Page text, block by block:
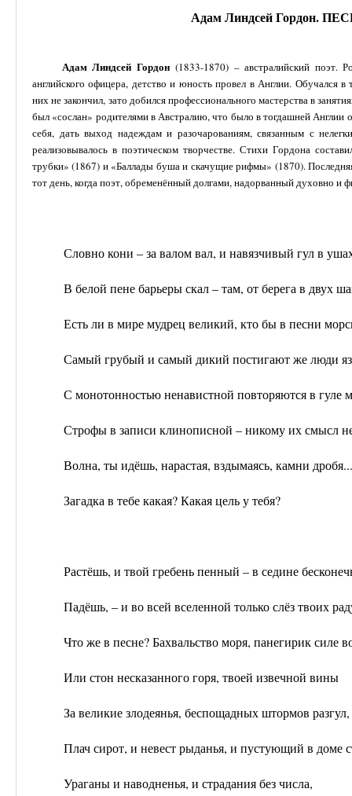
Адам Линдсей Гордон.
Адам Линдсей Гордон(1833-1870) – австралийский поэт.
английского офицера, детство и юность провел в Англии. Обучался
них не закончил, зато добился профессионального мастерства в
был «сослан» родителями в Австралию, что было в тогдашней Англии
себя, дать выход надеждам и разочарованиям, связанным с
реализовывалось в поэтическом творчестве. Стихи Гордона
трубки» (1867) и «Баллады буша и скачущие рифмы» (1870).
тот день, когда поэт, обременённый долгами, надорванный духовно и
Словно кони – за валом вал, и навязчивый гул в
В белой пене барьеры скал – там, от берега в двух
Есть ли в мире мудрец великий, кто бы в песни
Самый грубый и самый дикий постигают же люди
С монотонностью ненавистной повторяются в гуле
Строфы в записи клинописной – никому их смысл
Волна, ты идёшь, нарастая, вздымаясь, камни дробя...
Загадка в тебе какая? Какая цель у тебя?
Растёшь, и твой гребень пенный – в седине
Падёшь, – и во всей вселенной только слёз твоих
Что же в песне? Бахвальство моря, панегирик силе
Или стон несказанного горя, твоей извечной вины
За великие злодеянья, беспощадных штормов разгул,
Плач сирот, и невест рыданья, и пустующий в доме
Ураганы и наводненья, и страдания без числа,